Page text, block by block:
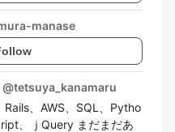
manase
@tetsuya_kanamaru
、AWS、SQL、Pytho
、ｊQuery まだまだあ